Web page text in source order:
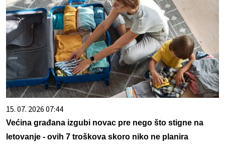
15. 07. 2026 07:44
Većina građana izgubi novac pre nego što stigne na
letovanje - ovih 7 troškova skoro niko ne planira